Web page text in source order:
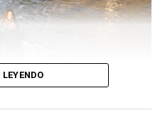
LEYENDO